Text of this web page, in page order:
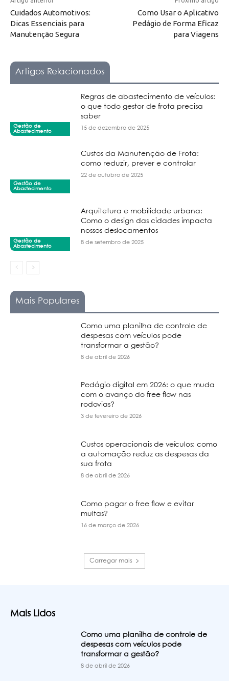
Cuidados Automotivos:
Dicas Essenciais para
Manutenção Segura
Como Usar o Aplicativo
Pedágio de Forma Eficaz
para Viagens
Artigos Relacionados
Gestão de
Abastecimento
Regras de abastecimento de veículos:
o que todo gestor de frota precisa
saber
15 de dezembro de 2025
Gestão de
Abastecimento
Custos da Manutenção de Frota:
como reduzir, prever e controlar
22 de outubro de 2025
Gestão de
Abastecimento
Arquitetura e mobilidade urbana:
Como o design das cidades impacta
nossos deslocamentos
8 de setembro de 2025
Mais Populares
Como uma planilha de controle de
despesas com veículos pode
transformar a gestão?
8 de abril de 2026
Pedágio digital em 2026: o que muda
com o avanço do free flow nas
rodovias?
3 de fevereiro de 2026
Custos operacionais de veículos: como
a automação reduz as despesas da
sua frota
8 de abril de 2026
Como pagar o free flow e evitar
multas?
16 de março de 2026
Carregar mais
Mais Lidos
Como uma planilha de controle de
despesas com veículos pode
transformar a gestão?
8 de abril de 2026